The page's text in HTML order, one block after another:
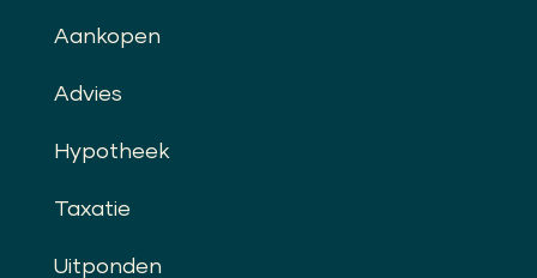
Aankopen
Advies
Hypotheek
Taxatie
Uitponden